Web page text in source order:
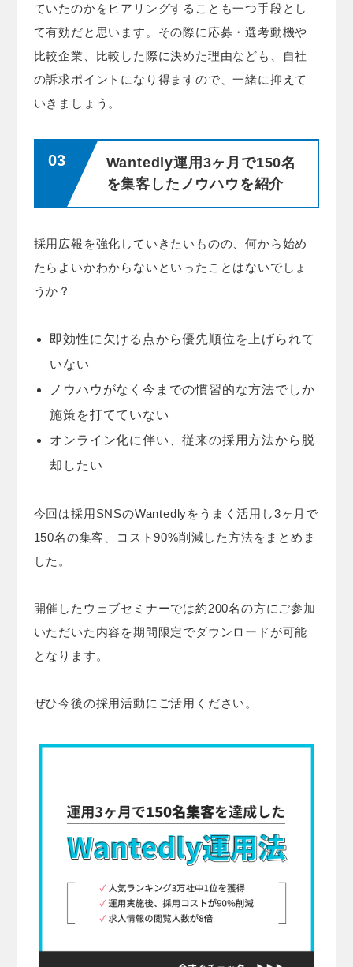
ていたのかをヒアリングすることも一つ手段とし
て有効だと思います。その際に応募・選考動機や
比較企業、比較した際に決めた理由なども、自社
の訴求ポイントになり得ますので、一緒に抑えて
いきましょう。
Wantedly運用3ヶ月で150名
を集客したノウハウを紹介
採用広報を強化していきたいものの、何から始め
たらよいかわからないといったことはないでしょ
うか？
即効性に欠ける点から優先順位を上げられて
いない
ノウハウがなく今までの慣習的な方法でしか
施策を打てていない
オンライン化に伴い、従来の採用方法から脱
却したい
今回は採用SNSのWantedlyをうまく活用し3ヶ月で
150名の集客、コスト90%削減した方法をまとめま
した。
開催したウェブセミナーでは約200名の方にご参加
いただいた内容を期間限定でダウンロードが可能
となります。
ぜひ今後の採用活動にご活用ください。